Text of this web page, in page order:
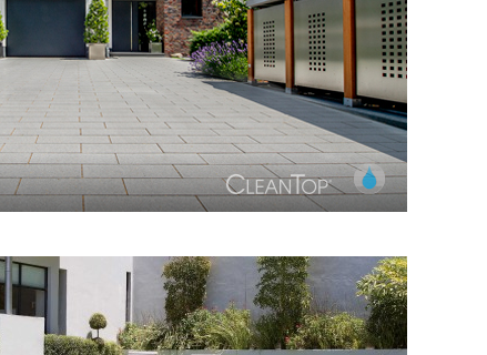
sehr dichter Oberfläche aus ausgewählten,
Naturstein-Edelsplitten.